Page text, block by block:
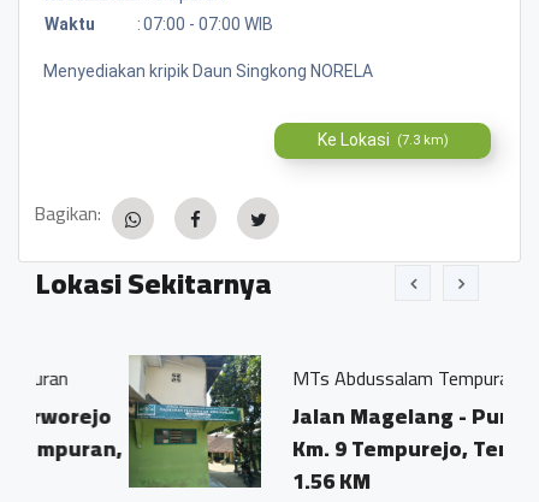
Waktu
:07:00 - 07:00 WIB
Menyediakan kripik Daun Singkong NORELA
Ke Lokasi (7.3 km)
Bagikan:
Lokasi Sekitarnya
MTs Abdussalam Tempuran
Jalan Magelang - Purworejo
Km. 9 Tempurejo, Tempuran
1.56 KM